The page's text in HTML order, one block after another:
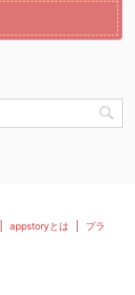
appstoryとは
プラ